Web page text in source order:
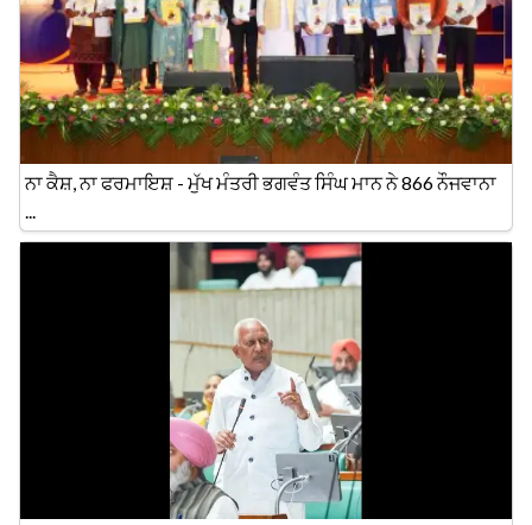
ਨਾ ਕੈਸ਼, ਨਾ ਫਰਮਾਇਸ਼ - ਮੁੱਖ ਮੰਤਰੀ ਭਗਵੰਤ ਸਿੰਘ ਮਾਨ ਨੇ 866 ਨੌਜਵਾਨਾ
...